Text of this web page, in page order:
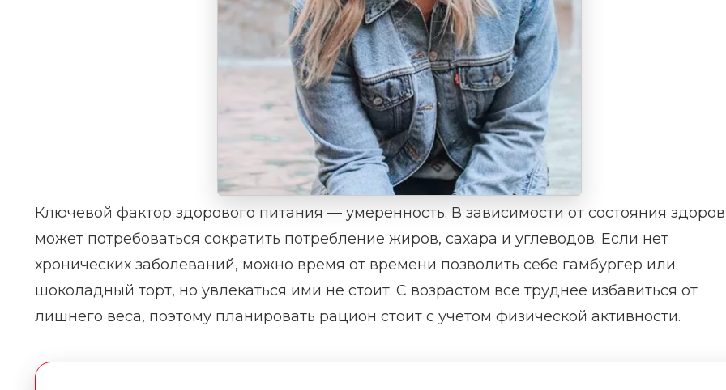
Ключевой фактор здорового питания — умеренность. В зависимости от состояния
может потребоваться сократить потребление жиров, сахара и углеводов. Если нет
хронических заболеваний, можно время от времени позволить себе гамбургер или
шоколадный торт, но увлекаться ими не стоит. С возрастом все труднее избавиться от
лишнего веса, поэтому планировать рацион стоит с учетом физической активности.